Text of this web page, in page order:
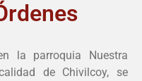
la parroquia Nuestra
de Chivilcoy, se